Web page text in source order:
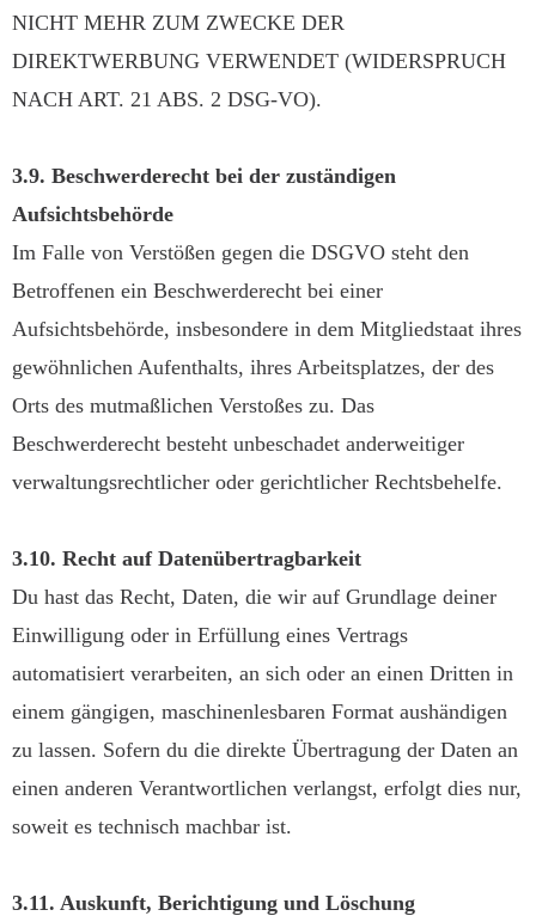
NICHT MEHR ZUM ZWECKE DER
DIREKTWERBUNG VERWENDET (WIDERSPRUCH
NACH ART. 21 ABS. 2 DSG-VO).
3.9. Beschwerderecht bei der zuständigen
Aufsichtsbehörde
Im Falle von Verstößen gegen die DSGVO steht den
Betroffenen ein Beschwerderecht bei einer
Aufsichtsbehörde, insbesondere in dem Mitgliedstaat ihres
gewöhnlichen Aufenthalts, ihres Arbeitsplatzes, der des
Orts des mutmaßlichen Verstoßes zu. Das
Beschwerderecht besteht unbeschadet anderweitiger
verwaltungsrechtlicher oder gerichtlicher Rechtsbehelfe.
3.10. Recht auf Datenübertragbarkeit
Du hast das Recht, Daten, die wir auf Grundlage deiner
Einwilligung oder in Erfüllung eines Vertrags
automatisiert verarbeiten, an sich oder an einen Dritten in
einem gängigen, maschinenlesbaren Format aushändigen
zu lassen. Sofern du die direkte Übertragung der Daten an
einen anderen Verantwortlichen verlangst, erfolgt dies nur,
soweit es technisch machbar ist.
3.11. Auskunft, Berichtigung und Löschung